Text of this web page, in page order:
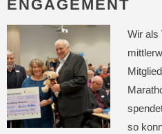
NGAGEMENT
Wir als
so